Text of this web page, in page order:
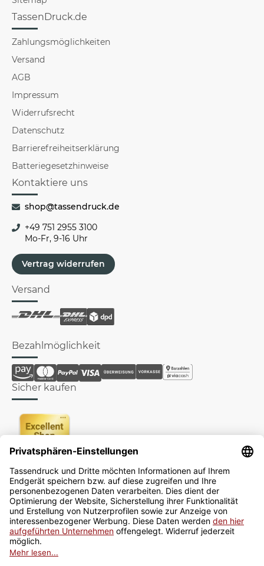
TassenDruck.de
Zahlungsmöglichkeiten
Versand
AGB
Impressum
Widerrufsrecht
Datenschutz
Barrierefreiheitserklärung
Batteriegesetzhinweise
Kontaktiere uns
shop@tassendruck.de
+49 751 2955 3100
Mo-Fr, 9-16 Uhr
Vertrag widerrufen
Versand
Bezahlmöglichkeit
Sicher kaufen
Newsletter